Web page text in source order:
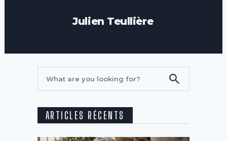
Julien Teullière
ARTICLES RÉCENTS